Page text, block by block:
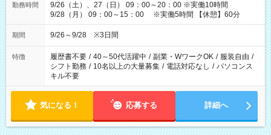
勤務時間
9/26（土）、27（日） 09：00～20：00 ※実働10時間
9/28（月） 09：00～15：00 ※実働5時間 【休憩】60分
期間 9/26～9/28 ※3日間
特徴 履歴書不要 / 40～50代活躍中 / 副業・WワークOK / 服装自由 /
シフト勤務 / 10名以上の大量募集 / 電話対応なし / パソコンス
キル不要
気になる！ 応募する 詳細へ